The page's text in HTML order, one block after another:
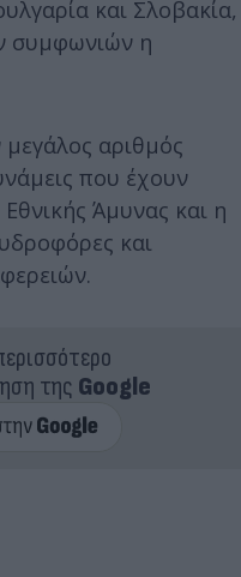
και Σλοβακία,
συμφωνιών η
αριθμός
που έχουν
Εθνικής Άμυνας και η
και
της Google